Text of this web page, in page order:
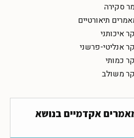
סקירה
תיאורטיים
איכותני
אנליטי-פרשני
כמותי
משולב
אקדמיים בנושא